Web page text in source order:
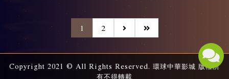
1 2
Copyright 2021 © All Rights Reserved. 環球中華影城 版權所
有不得轉載